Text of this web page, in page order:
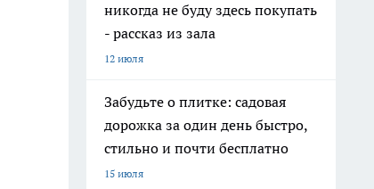
никогда не буду здесь покупать
- рассказ из зала
12 июля
Забудьте о плитке: садовая
дорожка за один день быстро,
стильно и почти бесплатно
15 июля